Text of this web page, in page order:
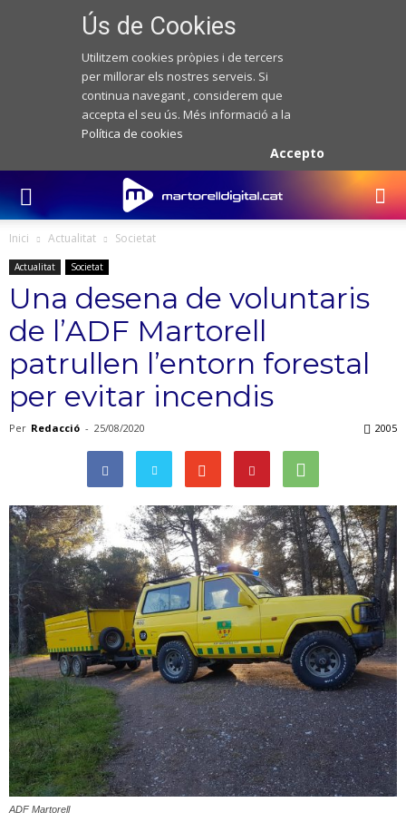
Ús de Cookies
Utilitzem cookies pròpies i de tercers
per millorar els nostres serveis. Si
continua navegant , considerem que
accepta el seu ús. Més informació a la
Política de cookies
Accepto
Inici Actualitat Societat
Actualitat Societat
Una desena de voluntaris
de l’ADF Martorell
patrullen l’entorn forestal
per evitar incendis
Per Redacció - 25/08/2020 2005
ADF Martorell